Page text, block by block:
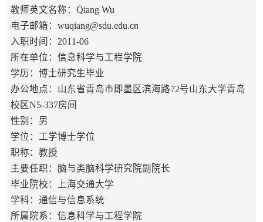
教师英文名称：Qiang Wu
电子邮箱： wuqiang@sdu.edu.cn
入职时间：2011-06
所在单位：信息科学与工程学院
学历：博士研究生毕业
办公地点：山东省青岛市即墨区滨海路72号山东大学青岛
校区N5-337房间
性别：男
学位：工学博士学位
职称：教授
主要任职：脑与类脑科学研究院副院长
毕业院校：上海交通大学
学科：通信与信息系统
所属院系：信息科学与工程学院